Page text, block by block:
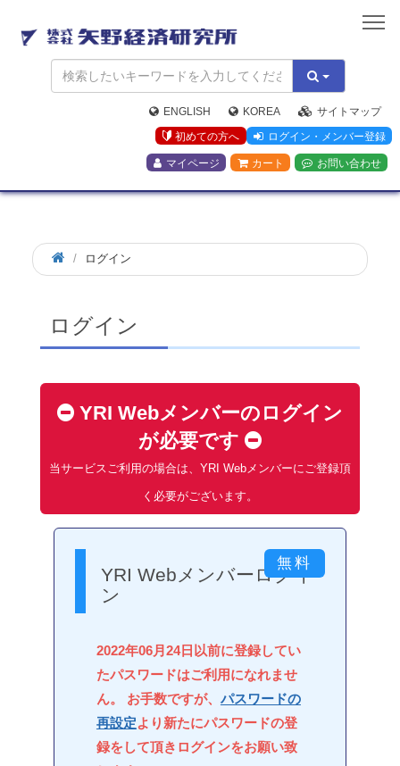
矢
野
経
済
研
究
所
ENGLISH KOREA
サイトマップ
初めての方へ
ログイン・メンバー登録
マイページ カート お問い合わせ
ログイン
ログイン
YRI Webメンバーのログイン
が必要です
当サービスご利用の場合は、YRI Webメンバーにご登録頂
く必要がございます。
YRI Webメンバーログイ
ン
2022年06月24日以前に登録してい
たパスワードはご利用になれませ
ん。 お手数ですが、 パスワードの
再設定より新たにパスワードの登
録をして頂きログインをお願い致